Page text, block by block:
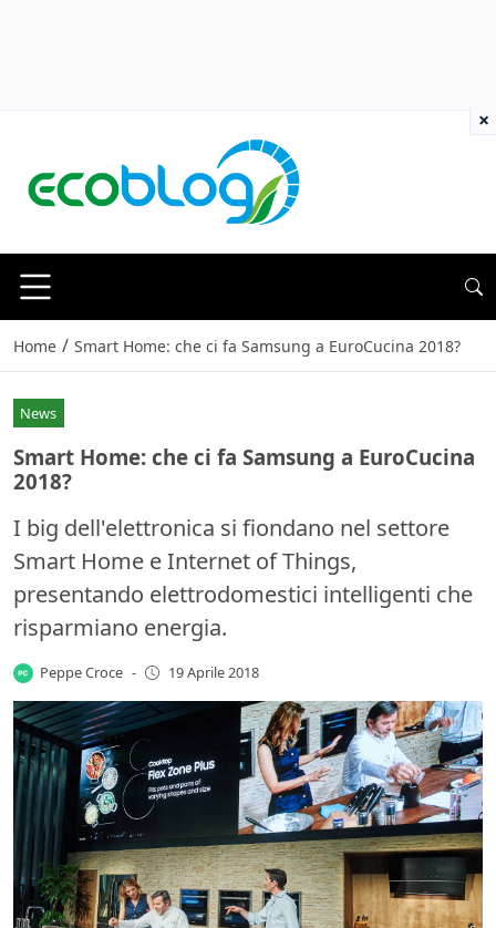
Home / Smart Home: che ci fa Samsung a EuroCucina 2018?
News
Smart Home: che ci fa Samsung a EuroCucina
2018?
I big dell'elettronica si fiondano nel settore
Smart Home e Internet of Things,
presentando elettrodomestici intelligenti che
risparmiano energia.
Peppe Croce - 19 Aprile 2018
×